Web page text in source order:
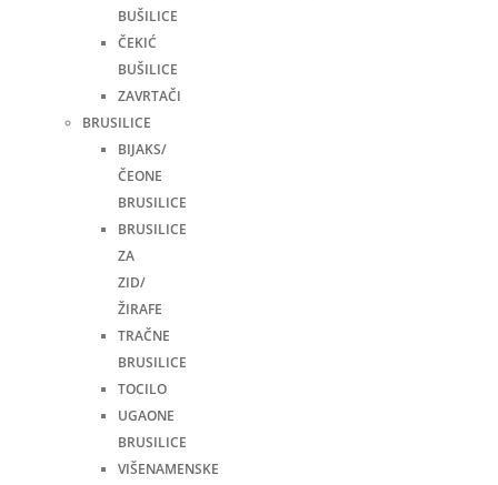
BUŠILICE
ČEKIĆ
BUŠILICE
ZAVRTAČI
BRUSILICE
BIJAKS/
ČEONE
BRUSILICE
BRUSILICE
ZA
ZID/
ŽIRAFE
TRAČNE
BRUSILICE
TOCILO
UGAONE
BRUSILICE
VIŠENAMENSKE